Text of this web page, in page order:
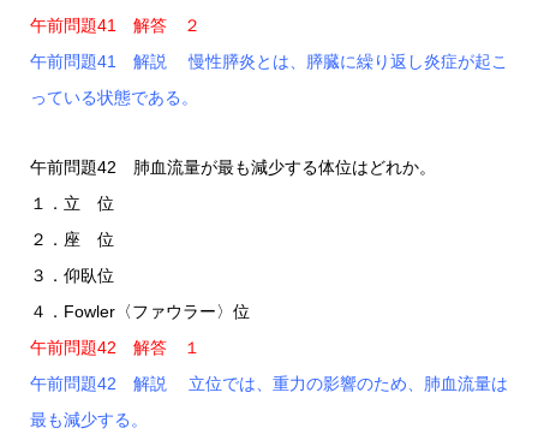
午前問題41 解答 ２
午前問題41 解説 慢性膵炎とは、膵臓に繰り返し炎症が起こ
っている状態である。
午前問題42 肺血流量が最も減少する体位はどれか。
１．立 位
２．座 位
３．仰臥位
４．Fowler〈ファウラー〉位
午前問題42 解答 １
午前問題42 解説 立位では、重力の影響のため、肺血流量は
最も減少する。